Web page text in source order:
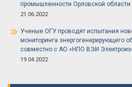
промышленности Орловской области
21.06.2022
Ученые ОГУ проводят испытания
мониторинга энергогенерирующего
совместно с АО «НПО ВЭИ
19.04.2022